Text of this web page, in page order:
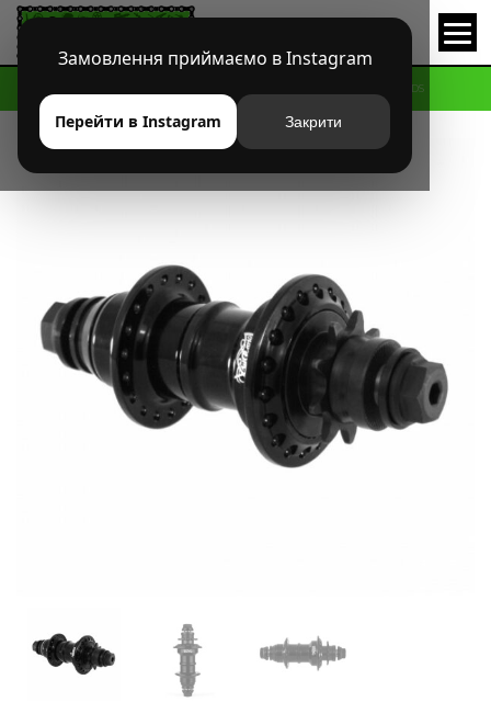
Замовлення приймаємо в Instagram
Перейти в Instagram Закрити
ВТУЛКА TOTALBMX TECH V2 SDS